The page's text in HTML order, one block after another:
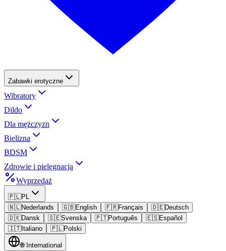
Zabawki erotyczne
Wibratory
Dildo
Dla mężczyzn
Bielizna
BDSM
Zdrowie i pielęgnacja
Wyprzedaż
🇵🇱PL
🇳🇱Nederlands 🇬🇧English 🇫🇷Français 🇩🇪Deutsch
🇩🇰Dansk 🇸🇪Svenska 🇵🇹Português 🇪🇸Español
🇮🇹Italiano 🇵🇱Polski
🌐 International